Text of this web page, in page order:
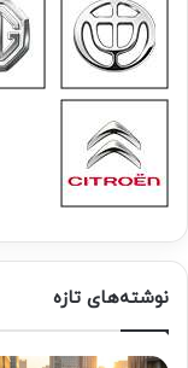
نوشته‌های تازه